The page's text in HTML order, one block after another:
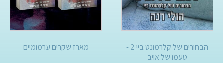
הבחורים של קלרמונט ביי 2 -
טעמו של אויב
מארז שקרים ערמומיים